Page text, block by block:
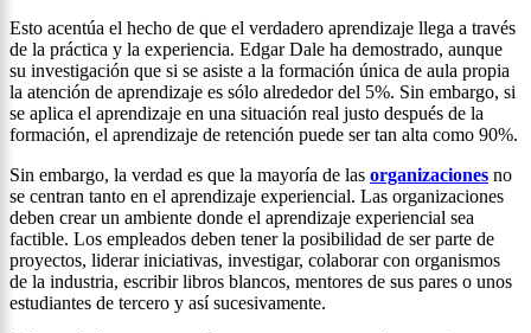
Esto acentúa el hecho de que el verdadero aprendizaje llega a través
de la práctica y la experiencia. Edgar Dale ha demostrado, aunque
su investigación que si se asiste a la formación única de aula propia
la atención de aprendizaje es sólo alrededor del 5%. Sin embargo, si
se aplica el aprendizaje en una situación real justo después de la
formación, el aprendizaje de retención puede ser tan alta como 90%.
Sin embargo, la verdad es que la mayoría de las organizaciones no
se centran tanto en el aprendizaje experiencial. Las organizaciones
deben crear un ambiente donde el aprendizaje experiencial sea
factible. Los empleados deben tener la posibilidad de ser parte de
proyectos, liderar iniciativas, investigar, colaborar con organismos
de la industria, escribir libros blancos, mentores de sus pares o unos
estudiantes de tercero y así sucesivamente.